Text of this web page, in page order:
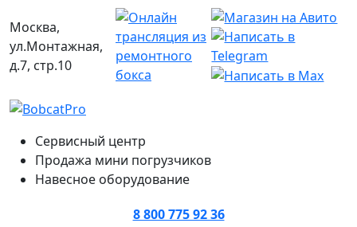
Москва,
ул.Монтажная,
д.7, стр.10
Сервисный центр
Продажа мини погрузчиков
Навесное оборудование
8 800 775 92 36